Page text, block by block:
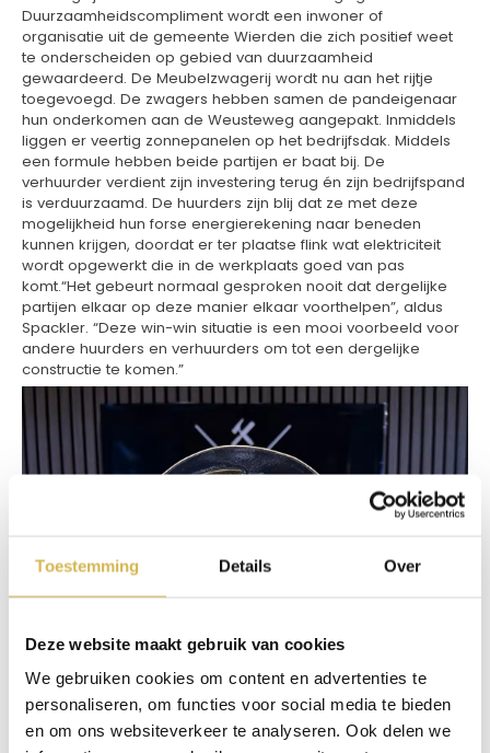
Toestemming Details Over
Deze website maakt gebruik van cookies
We gebruiken cookies om content en advertenties te
personaliseren, om functies voor social media te bieden
en om ons websiteverkeer te analyseren. Ook delen we
Duurzaamheidscompliment wordt een inwoner of
organisatie uit de gemeente Wierden die zich positief weet
te onderscheiden op gebied van duurzaamheid
gewaardeerd. De Meubelzwagerij wordt nu aan het rijtje
toegevoegd. De zwagers hebben samen de pandeigenaar
hun onderkomen aan de Weusteweg aangepakt. Inmiddels
liggen er veertig zonnepanelen op het bedrijfsdak. Middels
een formule hebben beide partijen er baat bij. De
verhuurder verdient zijn investering terug én zijn bedrijfspand
is verduurzaamd. De huurders zijn blij dat ze met deze
mogelijkheid hun forse energierekening naar beneden
kunnen krijgen, doordat er ter plaatse flink wat elektriciteit
wordt opgewerkt die in de werkplaats goed van pas
komt.“Het gebeurt normaal gesproken nooit dat dergelijke
partijen elkaar op deze manier elkaar voorthelpen”, aldus
Spackler. “Deze win-win situatie is een mooi voorbeeld voor
andere huurders en verhuurders om tot een dergelijke
constructie te komen.”